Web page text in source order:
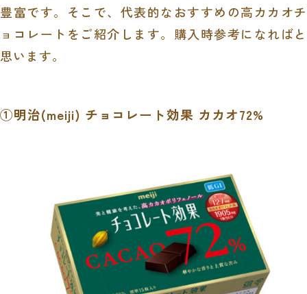
豊富です。そこで、代表的なおすすめの高カカオチ
ョコレートをご紹介します。購入時参考になればと
思います。
①明治(meiji) チョコレート効果 カカオ72%